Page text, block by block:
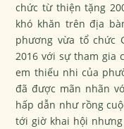
chức từ thiện tặng
khó khăn trên địa
phương vừa tổ chức
2016 với sự tham gia
em thiếu nhi của
đã được mãn nhãn
hấp dẫn như rồng
tới giờ khai hội